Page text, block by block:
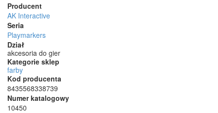
Producent
AK Interactive
Seria
Playmarkers
Dział
akcesoria do gier
Kategorie sklep
farby
Kod producenta
8435568338739
Numer katalogowy
10450